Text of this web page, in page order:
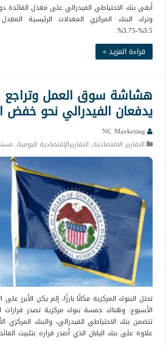
أبقى بنك الاحتياطي الفيدرالي على معدل الفائدة
وترك البنك المركزي المعدلات الرئيسية
3.5%-3.75%.
قراءة المزيد »
هشاشة سوق العمل وتراجع
يدفعان الفيدرالي نحو خفض
NC Marketing
التقارير الاقتصادية, التقاريرالإقتصادية اليومية,
تحتل البنوك المركزية مكانًا بارزًا، إلم يكن الأبرز
الأسبوع. وهناك خمسة بنوك مركزية تصدر قرارات
تتضمن بنك الاحتياطي الفيدرالي، والبنك المركزي
علاوة على بنك اليابان الذي أصدر قراره بتثبيت